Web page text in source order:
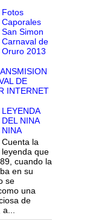
Fotos
Caporales
San Simon
Carnaval de
Oruro 2013
DE
INTERNET
LEYENDA
DEL NINA
NINA
Cuenta la
leyenda que
cuando la
en su
se
una
de